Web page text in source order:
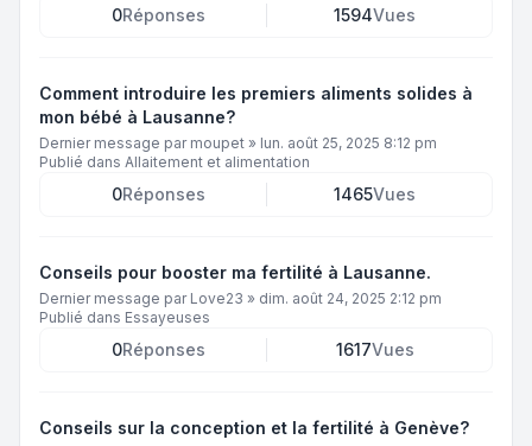
0Réponses 1594Vues
Comment introduire les premiers aliments solides à
mon bébé à Lausanne?
Dernier message par moupet » lun. août 25, 2025 8:12 pm
Publié dans Allaitement et alimentation
0Réponses 1465Vues
Conseils pour booster ma fertilité à Lausanne.
Dernier message par Love23 » dim. août 24, 2025 2:12 pm
Publié dans Essayeuses
0Réponses 1617Vues
Conseils sur la conception et la fertilité à Genève?